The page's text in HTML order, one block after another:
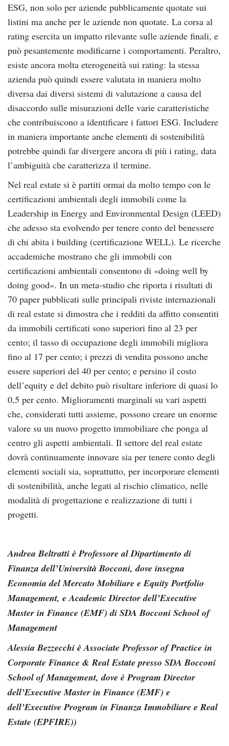
ESG, non solo per aziende pubblicamente quotate sui
listini ma anche per le aziende non quotate. La corsa al
rating esercita un impatto rilevante sulle aziende finali, e
può pesantemente modificarne i comportamenti. Peraltro,
esiste ancora molta eterogeneità sui rating: la stessa
azienda può quindi essere valutata in maniera molto
diversa dai diversi sistemi di valutazione a causa del
disaccordo sulle misurazioni delle varie caratteristiche
che contribuiscono a identificare i fattori ESG. Includere
in maniera importante anche elementi di sostenibilità
potrebbe quindi far divergere ancora di più i rating, data
l’ambiguità che caratterizza il termine.
Nel real estate si è partiti ormai da molto tempo con le
certificazioni ambientali degli immobili come la
Leadership in Energy and Environmental Design (LEED)
che adesso sta evolvendo per tenere conto del benessere
di chi abita i building (certificazione WELL). Le ricerche
accademiche mostrano che gli immobili con
certificazioni ambientali consentono di «doing well by
doing good». In un meta-studio che riporta i risultati di
70 paper pubblicati sulle principali riviste internazionali
di real estate si dimostra che i redditi da affitto consentiti
da immobili certificati sono superiori fino al 23 per
cento; il tasso di occupazione degli immobili migliora
fino al 17 per cento; i prezzi di vendita possono anche
essere superiori del 40 per cento; e persino il costo
dell’equity e del debito può risultare inferiore di quasi lo
0,5 per cento. Miglioramenti marginali su vari aspetti
che, considerati tutti assieme, possono creare un enorme
valore su un nuovo progetto immobiliare che ponga al
centro gli aspetti ambientali. Il settore del real estate
dovrà continuamente innovare sia per tenere conto degli
elementi sociali sia, soprattutto, per incorporare elementi
di sostenibilità, anche legati al rischio climatico, nelle
modalità di progettazione e realizzazione di tutti i
progetti.
Andrea Beltratti è Professore al Dipartimento di
Finanza dell’Università Bocconi, dove insegna
Economia del Mercato Mobiliare e Equity Portfolio
Management, e Academic Director dell’Executive
Master in Finance (EMF) di SDA Bocconi School of
Management
Alessia Bezzecchi è Associate Professor of Practice in
Corporate Finance & Real Estate presso SDA Bocconi
School of Management, dove è Program Director
dell’Executive Master in Finance (EMF) e
dell’Executive Program in Finanza Immobiliare e Real
Estate (EPFIRE))